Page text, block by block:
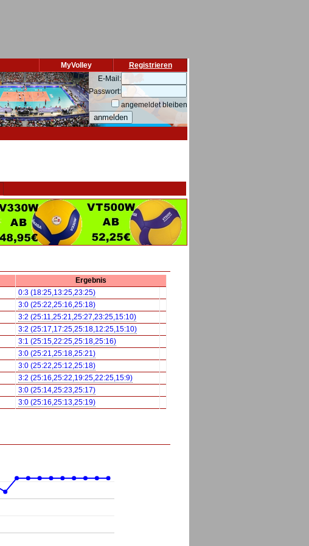
Registrieren
MyVolley
E-Mail:
Passwort:
angemeldet bleiben
Ergebnis
0:3 (18:25,13:25,23:25)
3:0 (25:22,25:16,25:18)
3:2 (25:11,25:21,25:27,23:25,15:10)
3:2 (25:17,17:25,25:18,12:25,15:10)
3:1 (25:15,22:25,25:18,25:16)
3:0 (25:21,25:18,25:21)
3:0 (25:22,25:12,25:18)
3:2 (25:16,25:22,19:25,22:25,15:9)
3:0 (25:14,25:23,25:17)
3:0 (25:16,25:13,25:19)